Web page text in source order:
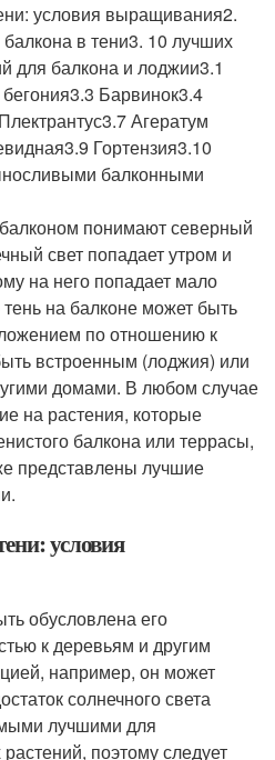
условия выращивания2.
в тени3. 10 лучших
для балкона и лоджии3.1
Барвинок3.4
Агератум
Гортензия3.10
балконными
понимают северный
свет попадает утром и
на него попадает мало
на балконе может быть
по отношению к
встроенным (лоджия) или
домами. В любом случае
на растения, которые
балкона или террасы,
представлены лучшие
условия
обусловлена его
к деревьям и другим
например, он может
солнечного света
лучшими для
поэтому следует